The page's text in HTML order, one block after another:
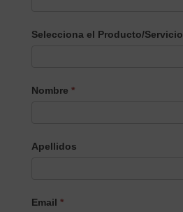
Selecciona el Producto/Servicio
el
Nombre *
Apellidos
Email *